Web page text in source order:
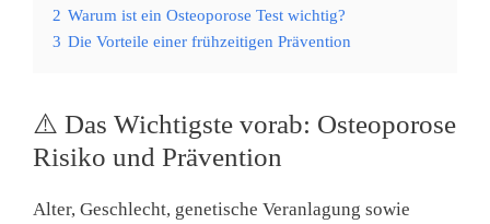
2 Warum ist ein Osteoporose Test wichtig?
3 Die Vorteile einer frühzeitigen Prävention
⚠️ Das Wichtigste vorab: Osteoporose
Risiko und Prävention
Alter, Geschlecht, genetische Veranlagung sowie